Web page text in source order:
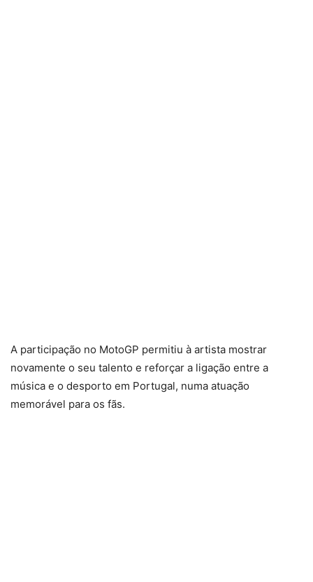
A participação no MotoGP permitiu à artista mostrar
novamente o seu talento e reforçar a ligação entre a
música e o desporto em Portugal, numa atuação
memorável para os fãs.